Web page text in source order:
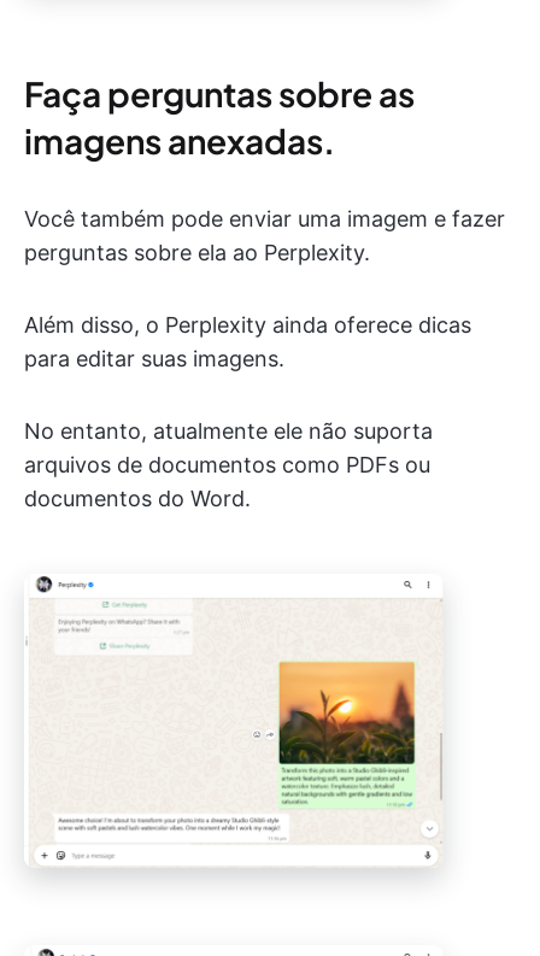
Faça perguntas sobre as
imagens anexadas.
Você também pode enviar uma imagem e fazer
perguntas sobre ela ao Perplexity.
Além disso, o Perplexity ainda oferece dicas
para editar suas imagens.
No entanto, atualmente ele não suporta
arquivos de documentos como PDFs ou
documentos do Word.